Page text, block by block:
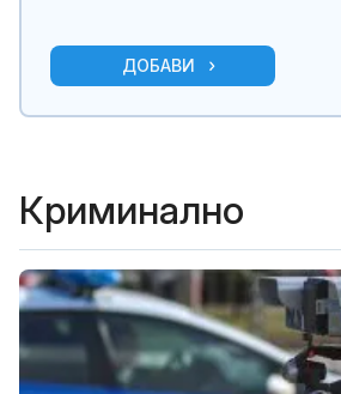
ДОБАВИ
Криминално